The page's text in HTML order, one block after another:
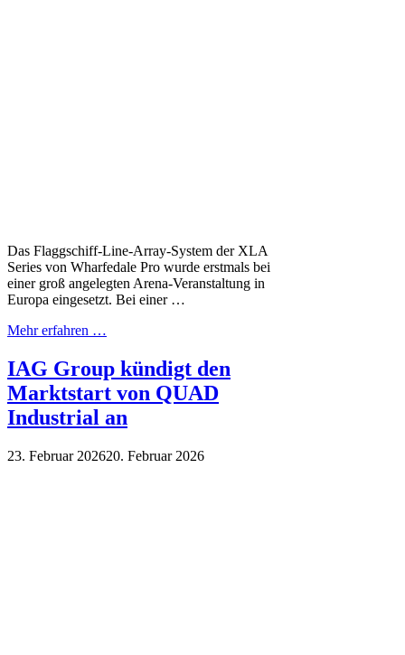
Das Flaggschiff-Line-Array-System der XLA
Series von Wharfedale Pro wurde erstmals bei
einer groß angelegten Arena-Veranstaltung in
Europa eingesetzt. Bei einer …
Mehr erfahren …
IAG Group kündigt den
Marktstart von QUAD
Industrial an
23. Februar 202620. Februar 2026